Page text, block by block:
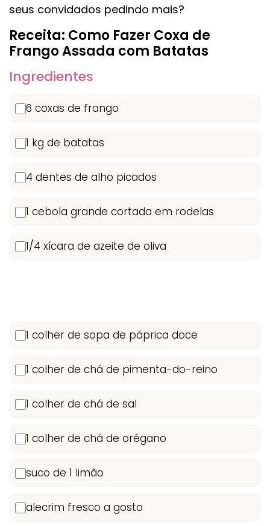
seus convidados pedindo mais?
Receita: Como Fazer Coxa de
Frango Assada com Batatas
Ingredientes
6 coxas de frango
1 kg de batatas
4 dentes de alho picados
1 cebola grande cortada em rodelas
1/4 xícara de azeite de oliva
1 colher de sopa de páprica doce
1 colher de chá de pimenta-do-reino
1 colher de chá de sal
1 colher de chá de orégano
suco de 1 limão
alecrim fresco a gosto